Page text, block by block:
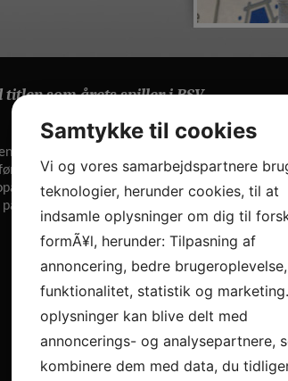
som årets spiller i BSV.
sæson for BSV, og har god del af æren for
holdet i finalen. Efter forlængelsen i foråret
Begge ting er lykkedes tidligere end forventet
bedste vis godkender hverdagens hårde slid.
Samtykke til cookies
Vi og vores samarbejdspartnere
teknologier, herunder cookies, til at
indsamle oplysninger om dig til
formÃ¥l, herunder: Tilpasning af
annoncering, bedre brugeroplevelse,
funktionalitet, statistik og
oplysninger kan blive delt med
annoncerings- og analysepartnere,
kombinere dem med data, du